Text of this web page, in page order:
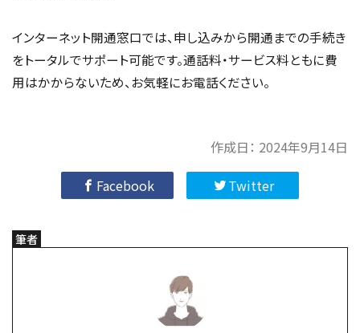
インターネット開通窓口では、申し込みから開通までの手続き
をトータルでサポート可能です。通話料・サービス料ともに費
用はかからないため、お気軽にお電話ください。
作成日： 2024年9月14日
Facebook
Twitter
筆者